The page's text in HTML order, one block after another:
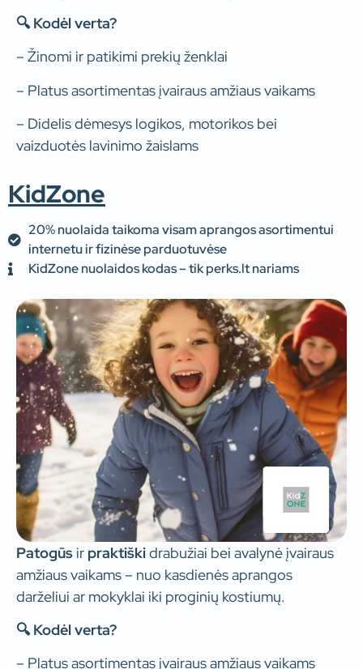
🔍 Kodėl verta?
– Žinomi ir patikimi prekių ženklai
– Platus asortimentas įvairaus amžiaus vaikams
– Didelis dėmesys logikos, motorikos bei
vaizduotės lavinimo žaislams
KidZone
20% nuolaida taikoma visam aprangos asortimentui
internetu ir fizinėse parduotuvėse
KidZone nuolaidos kodas – tik perks.lt nariams
Patogūs ir praktiškidrabužiai bei avalynė įvairaus
amžiaus vaikams – nuo kasdienės aprangos
darželiui ar mokyklai iki proginių kostiumų.
🔍 Kodėl verta?
– Platus asortimentas įvairaus amžiaus vaikams